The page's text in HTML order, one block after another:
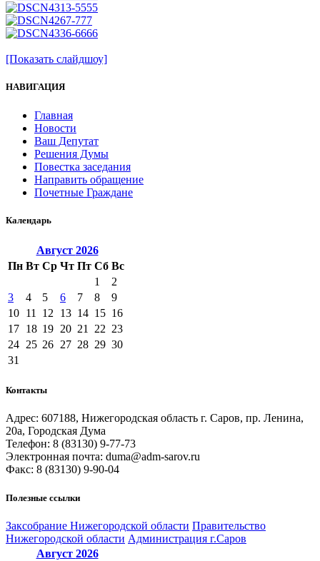
[Показать слайдшоу]
НАВИГАЦИЯ
Главная
Новости
Ваш Депутат
Решения Думы
Повестка заседания
Направить обращение
Почетные Граждане
Календарь
Август 2026
Пн Вт Ср Чт Пт Сб Вс
1
2
3
4 5 6 7 8
9
10 11 12 13 14 15 16
17 18 19 20 21 22 23
24 25 26 27 28 29 30
31
Контакты
Адрес: 607188, Нижегородская область г. Саров, пр. Ленина,
20а, Городская Дума
Телефон: 8 (83130) 9-77-73
Электронная почта: duma@adm-sarov.ru
Факс: 8 (83130) 9-90-04
Полезные ссылки
Закcобрание Нижегородской области Правительство
Нижегородской области Администрация г.Саров
Август 2026